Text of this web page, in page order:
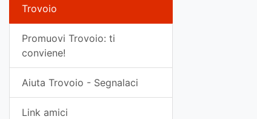
Trovoio
Promuovi Trovoio: ti
conviene!
Aiuta Trovoio - Segnalaci
Link amici